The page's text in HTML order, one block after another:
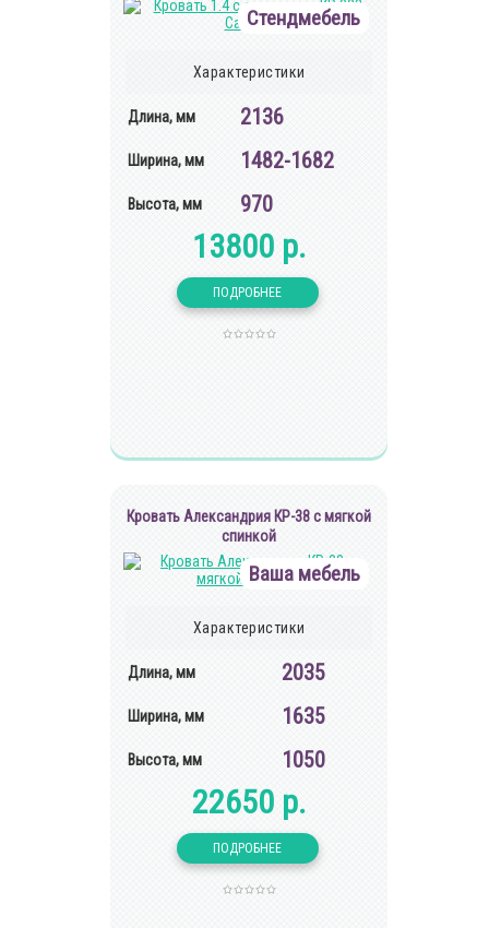
Стендмебель
Характеристики
Длина, мм 2136
Ширина, мм 1482-1682
Высота, мм 970
13800 р.
Кровать Александрия КР-38 с мягкой
спинкой
Ваша мебель
Характеристики
Длина, мм 2035
Ширина, мм 1635
Высота, мм 1050
22650 р.